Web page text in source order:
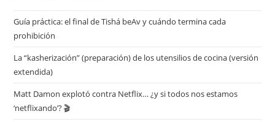
Guía práctica: el final de Tishá beAv y cuándo termina cada
prohibición
La “kasherización” (preparación) de los utensilios de cocina (versión
extendida)
Matt Damon explotó contra Netflix… ¿y si todos nos estamos
‘netflixando’? 🎬